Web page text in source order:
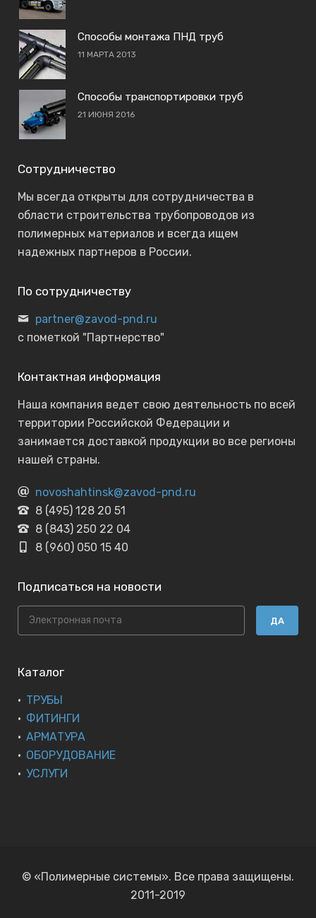
Способы монтажа ПНД труб
11 МАРТА 2013
Способы транспортировки труб
21 ИЮНЯ 2016
Сотрудничество
Мы всегда открыты для сотрудничества в
области строительства трубопроводов из
полимерных материалов и всегда ищем
надежных партнеров в России.
По сотрудничеству
partner@zavod-pnd.ru
с пометкой "Партнерство"
Контактная информация
Наша компания ведет свою деятельность по всей
территории Российской Федерации и
занимается доставкой продукции во все регионы
нашей страны.
novoshahtinsk@zavod-pnd.ru
8 (495) 128 20 51
8 (843) 250 22 04
8 (960) 050 15 40
Подписаться на новости
ДА
Каталог
ТРУБЫ
ФИТИНГИ
АРМАТУРА
ОБОРУДОВАНИЕ
УСЛУГИ
© «Полимерные системы». Все права защищены.
2011-2019